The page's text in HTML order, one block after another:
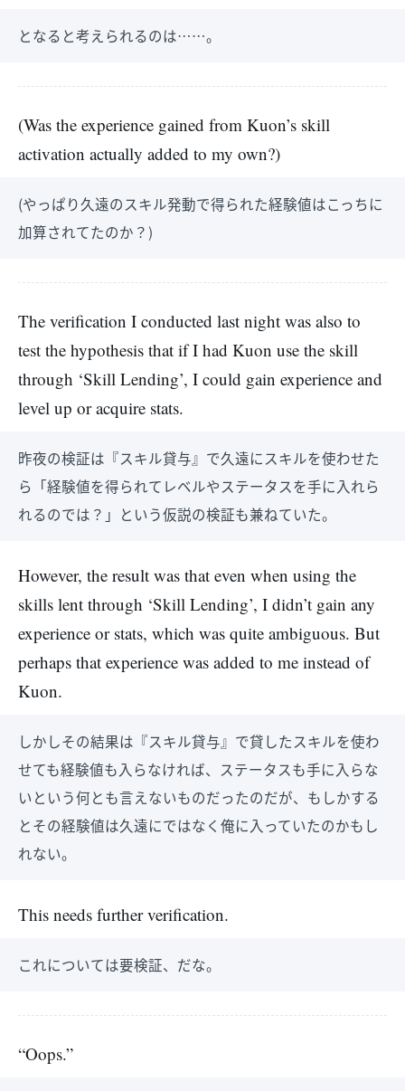
となると考えられるのは……。
(Was the experience gained from Kuon’s skill
activation actually added to my own?)
(やっぱり久遠のスキル発動で得られた経験値はこっちに
加算されてたのか？)
The verification I conducted last night was also to
test the hypothesis that if I had Kuon use the skill
through ‘Skill Lending’, I could gain experience and
level up or acquire stats.
昨夜の検証は『スキル貸与』で久遠にスキルを使わせた
ら「経験値を得られてレベルやステータスを手に入れら
れるのでは？」という仮説の検証も兼ねていた。
However, the result was that even when using the
skills lent through ‘Skill Lending’, I didn’t gain any
experience or stats, which was quite ambiguous. But
perhaps that experience was added to me instead of
Kuon.
しかしその結果は『スキル貸与』で貸したスキルを使わ
せても経験値も入らなければ、ステータスも手に入らな
いという何とも言えないものだったのだが、もしかする
とその経験値は久遠にではなく俺に入っていたのかもし
れない。
This needs further verification.
これについては要検証、だな。
“Oops.”